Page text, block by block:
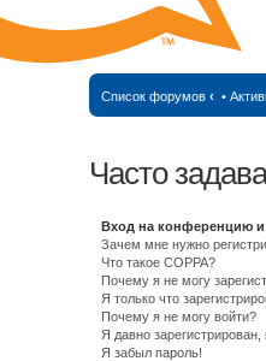
Список форумов ‹ •
Часто
Вход на конференцию и
Зачем мне нужно
Что такое COPPA?
Почему я не могу
Я только что
Почему я не могу войти?
Я давно
Я забыл пароль!